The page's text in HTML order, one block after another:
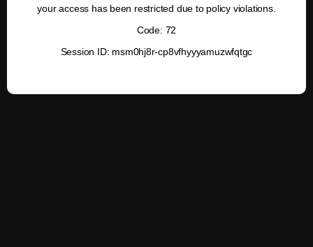
your access has been restricted due to policy violations.
Code: 72
Session ID: msm0hj8r-cp8vfhyyyamuzwfqtgc